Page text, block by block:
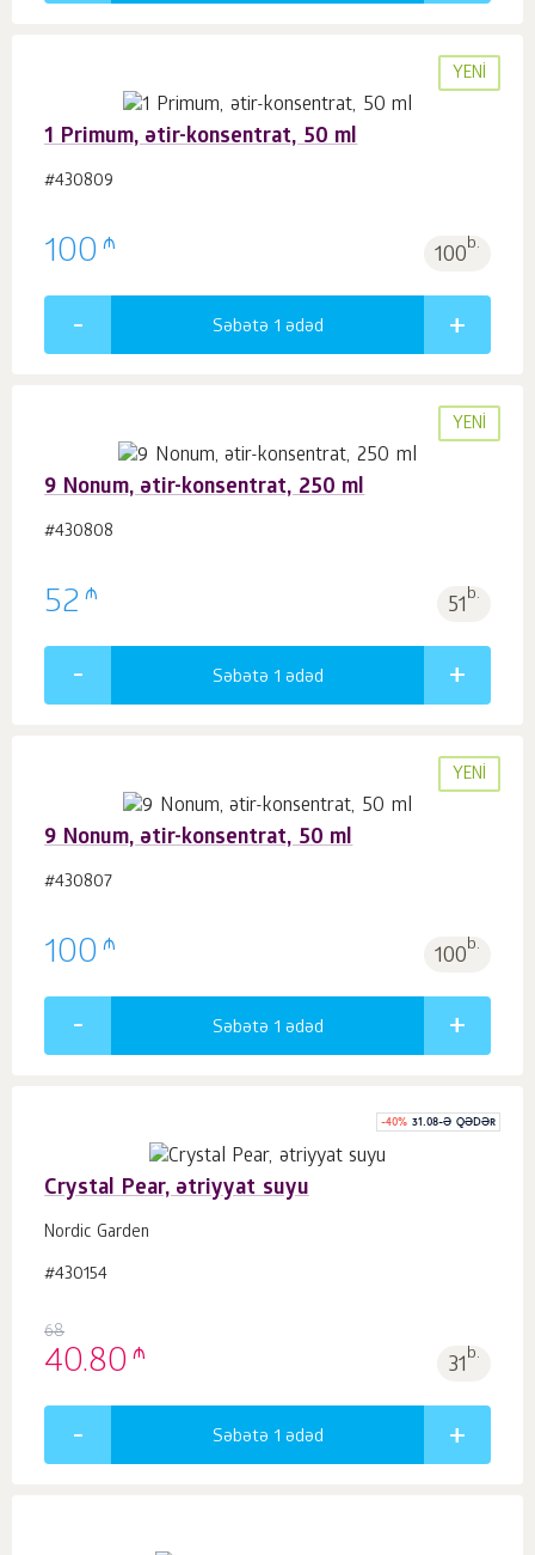
YENI
1 Primum, ətir-konsentrat, 50 ml
#430809
100 ₼ 100b.
Səbətə 1 ədəd
YENI
9 Nonum, ətir-konsentrat, 250 ml
#430808
52 ₼ 51b.
Səbətə 1 ədəd
YENI
9 Nonum, ətir-konsentrat, 50 ml
#430807
100 ₼ 100b.
Səbətə 1 ədəd
-40% 31.08-Ə QƏDƏR
Crystal Pear, ətriyyat suyu
Nordic Garden
#430154
68
40.80 ₼ 31b.
Səbətə 1 ədəd